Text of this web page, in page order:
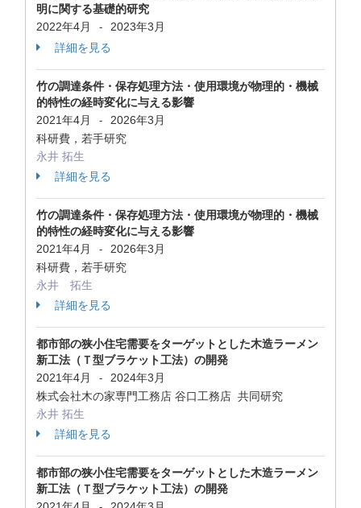
明に関する基礎的研究
2022年4月
-
2023年3月
詳細を見る
竹の調達条件・保存処理方法・使用環境が物理的・機械
的特性の経時変化に与える影響
2021年4月
-
2026年3月
科研費，若手研究
永井 拓生
詳細を見る
竹の調達条件・保存処理方法・使用環境が物理的・機械
的特性の経時変化に与える影響
2021年4月
-
2026年3月
科研費，若手研究
永井 拓生
詳細を見る
都市部の狭小住宅需要をターゲットとした木造ラーメン
新工法（Ｔ型ブラケット工法）の開発
2021年4月
-
2024年3月
株式会社木の家専門工務店 谷口工務店 共同研究
永井 拓生
詳細を見る
都市部の狭小住宅需要をターゲットとした木造ラーメン
新工法（Ｔ型ブラケット工法）の開発